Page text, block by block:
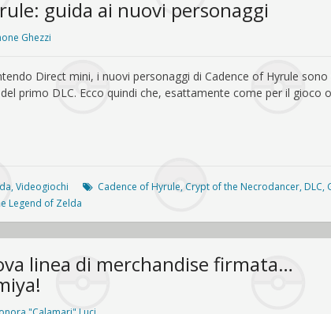
guida ai nuovi personaggi
Ghezzi
Direct mini, i nuovi personaggi di Cadence of Hyrule
primo DLC. Ecco quindi che, esattamente come per il gioco
,Videogiochi Cadence of Hyrule, Crypt of the Necrodancer, DLC,
Legend of Zelda
linea di merchandise firmata…